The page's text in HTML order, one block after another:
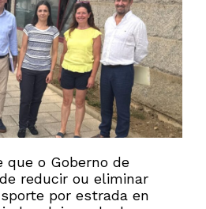
que o Goberno de
reducir ou eliminar
por estrada en